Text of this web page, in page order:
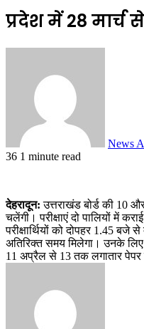
प्रदेश में 28 मार्च
News
36 1 minute read
देहरादून: उत्तराखंड बोर्ड की 10
चलेंगी। परीक्षाएं दो पालियों में
परीक्षार्थियों को दोपहर 1.45
अतिरिक्त समय मिलेगा। उनके
11 अप्रैल से 13 तक लगातार पेपर